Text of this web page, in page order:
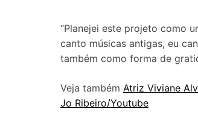
“Planejei este projeto como
canto músicas antigas, eu
também como forma de
Veja também Atriz Viviane
Jo Ribeiro/Youtube